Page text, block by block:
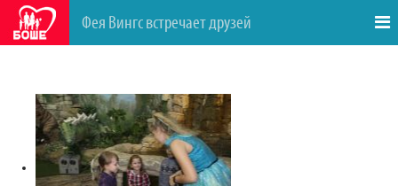
Фея Вингс встречает друзей